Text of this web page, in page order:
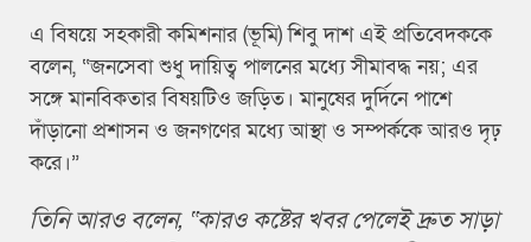
এ বিষয়ে সহকারী কমিশনার (ভূমি) শিবু দাশ এই প্রতিবেদককে
বলেন, “জনসেবা শুধু দায়িত্ব পালনের মধ্যে সীমাবদ্ধ নয়; এর
সঙ্গে মানবিকতার বিষয়টিও জড়িত। মানুষের দুর্দিনে পাশে
দাঁড়ানো প্রশাসন ও জনগণের মধ্যে আস্থা ও সম্পর্ককে আরও দৃঢ়
করে।”
তিনি আরও বলেন, “কারও কষ্টের খবর পেলেই দ্রুত সাড়া